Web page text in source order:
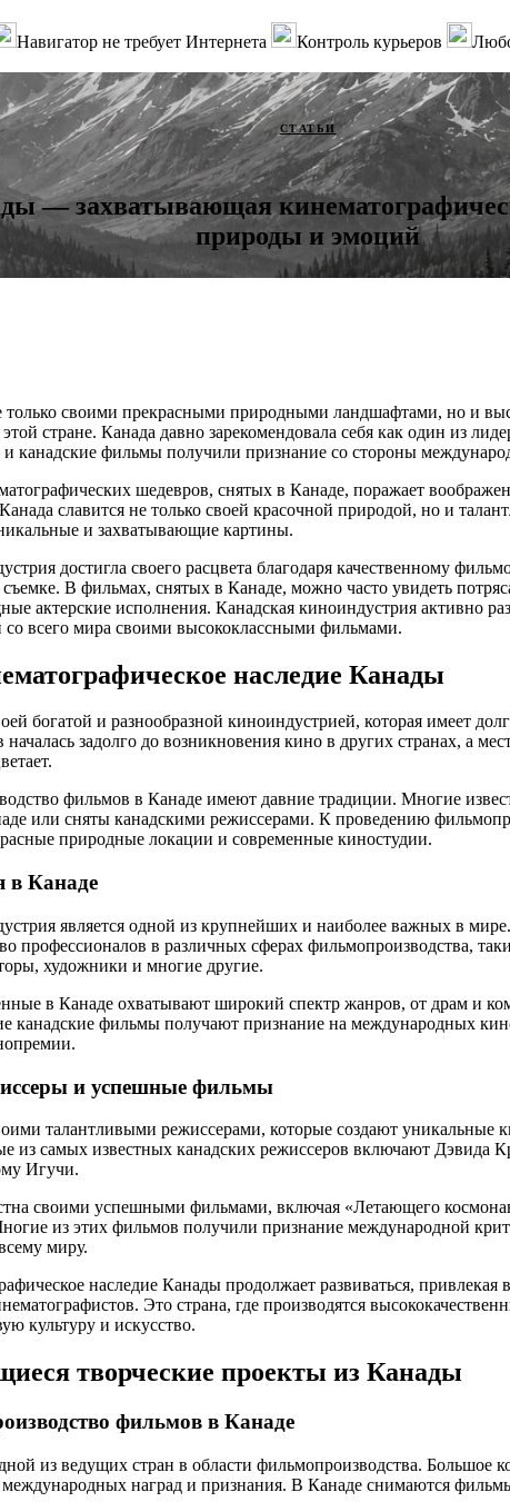
Навигатор не требует Интернета Контроль курьеров
СТАТЬИ
— захватывающая
природы и эмоций
только своими прекрасными природными ландшафтами, но и
стране. Канада давно зарекомендовала себя как один из
и канадские фильмы получили признание со стороны
шедевров, снятых в Канаде, поражает
славится не только своей красочной природой, но и
и захватывающие картины.
достигла своего расцвета благодаря качественному
В фильмах, снятых в Канаде, можно часто увидеть
актерские исполнения. Канадская киноиндустрия активно
со всего мира своими высококлассными фильмами.
наследие Канады
богатой и разнообразной киноиндустрией, которая имеет
задолго до возникновения кино в других странах, а
фильмов в Канаде имеют давние традиции. Многие
или сняты канадскими режиссерами. К проведению
природные локации и современные киностудии.
в Канаде
является одной из крупнейших и наиболее важных в
профессионалов в различных сферах фильмопроизводства,
художники и многие другие.
в Канаде охватывают широкий спектр жанров, от драм и
канадские фильмы получают признание на международных
и успешные фильмы
талантливыми режиссерами, которые создают уникальные
из самых известных канадских режиссеров включают Дэвида
Игучи.
своими успешными фильмами, включая «Летающего
из этих фильмов получили признание международной
миру.
наследие Канады продолжает развиваться,
Это страна, где производятся
культуру и искусство.
творческие проекты из Канады
фильмов в Канаде
из ведущих стран в области фильмопроизводства. Большое
наград и признания. В Канаде снимаются